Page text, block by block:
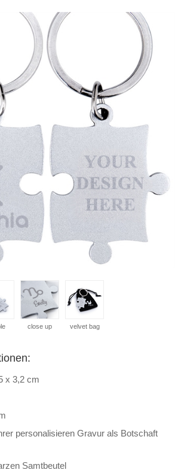
close up velvet bag
x 3,2 cm
personalisieren Gravur als Botschaft
Samtbeutel